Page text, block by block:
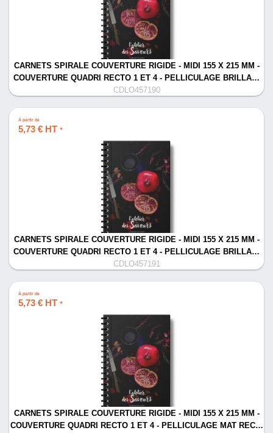
CARNETS SPIRALE COUVERTURE RIGIDE - MIDI 155 X 215 MM -
COUVERTURE QUADRI RECTO 1 ET 4 - PELLICULAGE BRILLA…
CDLO457190
À partir de
5,73 € HT *
CARNETS SPIRALE COUVERTURE RIGIDE - MIDI 155 X 215 MM -
COUVERTURE QUADRI RECTO 1 ET 4 - PELLICULAGE BRILLA…
CDLO457191
À partir de
5,73 € HT *
CARNETS SPIRALE COUVERTURE RIGIDE - MIDI 155 X 215 MM -
COUVERTURE QUADRI RECTO 1 ET 4 - PELLICULAGE MAT REC…